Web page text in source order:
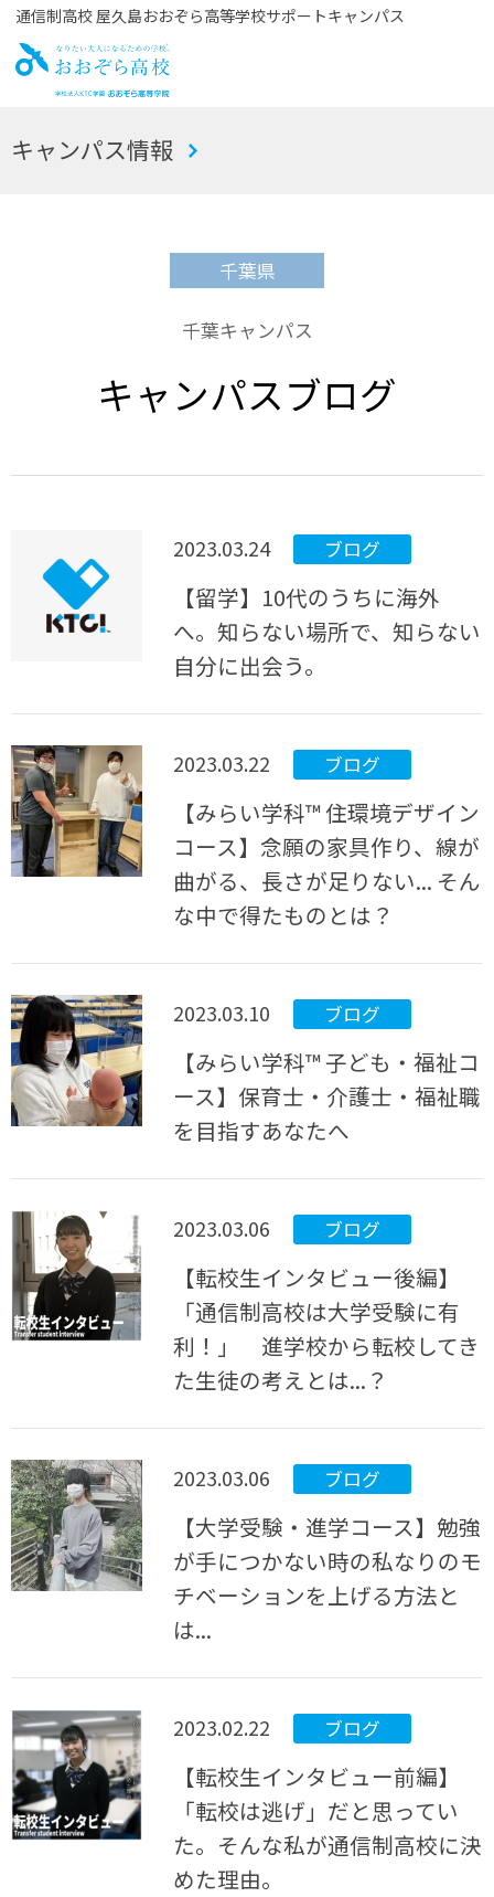
通信制高校 屋久島おおぞら高等学校サポートキャンパス
お
キャンパス情報
千葉県
千葉キャンパス
キャンパスブログ
2023.03.24 ブログ
【留学】10代のうちに海外
へ。知らない場所で、知らない
自分に出会う。
2023.03.22 ブログ
【みらい学科™ 住環境デザイン
コース】念願の家具作り、線が
曲がる、長さが足りない... そん
な中で得たものとは？
2023.03.10 ブログ
【みらい学科™ 子ども・福祉コ
ース】保育士・介護士・福祉職
を目指すあなたへ
2023.03.06 ブログ
【転校生インタビュー後編】
「通信制高校は大学受験に有
利！」 進学校から転校してき
た生徒の考えとは...？
2023.03.06 ブログ
【大学受験・進学コース】勉強
が手につかない時の私なりのモ
チベーションを上げる方法と
は...
2023.02.22 ブログ
【転校生インタビュー前編】
「転校は逃げ」だと思ってい
た。そんな私が通信制高校に決
めた理由。